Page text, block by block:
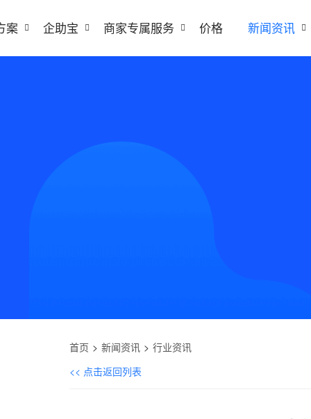
案 企助宝 商家专属服务 价格 新闻资讯
首页 新闻资讯
行业资讯
<< 点击返回列表